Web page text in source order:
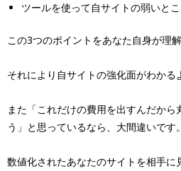
ツールを使って自サイトの弱いと
この3つのポイントをあなた自身が理
それにより自サイトの強化面がわかる
また「これだけの費用を出すんだか
う」と思っているなら、大間違いです。
数値化されたあなたのサイトを相手に